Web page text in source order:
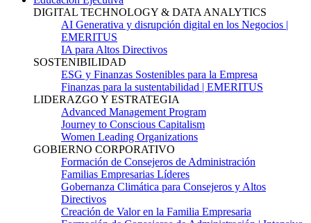
DIGITAL TECHNOLOGY & DATA ANALYTICS
AI Generativa y disrupción digital en los Negocios |
EMERITUS
IA para Altos Directivos
SOSTENIBILIDAD
ESG y Finanzas Sostenibles para la Empresa
Finanzas para la sustentabilidad | EMERITUS
LIDERAZGO Y ESTRATEGIA
Advanced Management Program
Journey to Conscious Capitalism
Women Leading Organizations
GOBIERNO CORPORATIVO
Formación de Consejeros de Administración
Familias Empresarias Líderes
Gobernanza Climática para Consejeros y Altos
Directivos
Creación de Valor en la Familia Empresaria